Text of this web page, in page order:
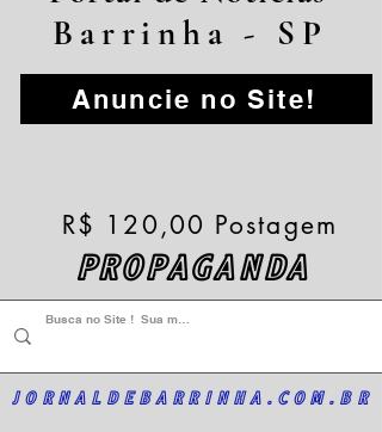
Anuncie no Site!
PROPAGANDA
R$ 120,00 Postagem
JORNALDEBARRINHA.COM.BR
Barrinha - SP